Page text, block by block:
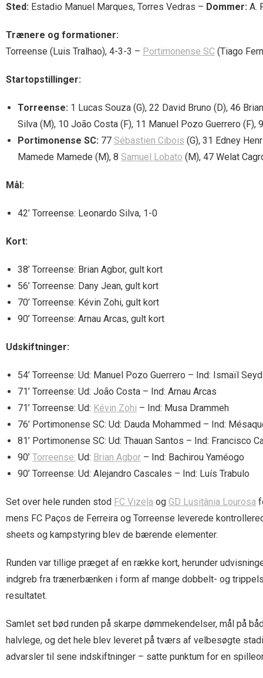
Sted: Estadio Manuel Marques, Torres Vedras – Dommer: A.
Trænere og formationer:
Torreense (Luis Tralhao), 4-3-3 – Portimonense SC (Tiago
Startopstillinger:
Torreense: 1 Lucas Souza (G), 22 David Bruno (D), 46
Silva (M), 10 João Costa (F), 11 Manuel Pozo Guerrero (F),
Portimonense SC: 77 Sébastien Cibois (G), 31 Edney
Mamede Mamede (M), 8 Samuel Lobato (M), 47 Welat
Mål:
42’ Torreense: Leonardo Silva, 1-0
Kort:
38’ Torreense: Brian Agbor, gult kort
56’ Torreense: Dany Jean, gult kort
70’ Torreense: Kévin Zohi, gult kort
90’ Torreense: Arnau Arcas, gult kort
Udskiftninger:
54’ Torreense: Ud: Manuel Pozo Guerrero – Ind: Ismaïl
71’ Torreense: Ud: João Costa – Ind: Arnau Arcas
71’ Torreense: Ud: Kévin Zohi – Ind: Musa Drammeh
76’ Portimonense SC: Ud: Dauda Mohammed – Ind:
81’ Portimonense SC: Ud: Thauan Santos – Ind: Francisco
90’ Torreense: Ud: Brian Agbor – Ind: Bachirou Yaméogo
90’ Torreense: Ud: Alejandro Cascales – Ind: Luís Trabulo
Set over hele runden stod FC Vizela og GD Lusitânia Lourosa
mens FC Paços de Ferreira og Torreense leverede
sheets og kampstyring blev de bærende elementer.
Runden var tillige præget af en række kort, herunder
indgreb fra trænerbænken i form af mange dobbelt- og
resultatet.
Samlet set bød runden på skarpe dømmekendelser, mål på
halvlege, og det hele blev leveret på tværs af velbesøgte
advarsler til sene indskiftninger – satte punktum for en